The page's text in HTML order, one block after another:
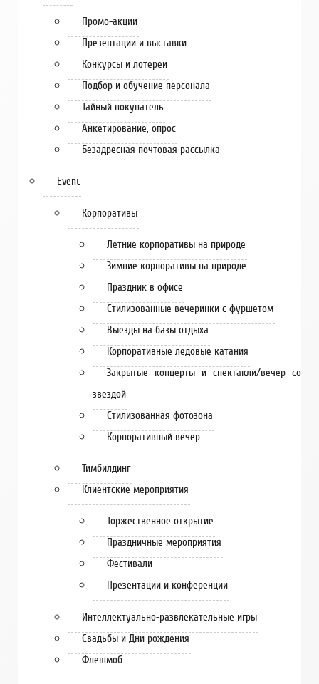
Промо-акции
Презентации и выставки
Конкурсы и лотереи
Подбор и обучение персонала
Тайный покупатель
Анкетирование, опрос
Безадресная почтовая рассылка
Event
Корпоративы
Летние корпоративы на природе
Зимние корпоративы на природе
Праздник в офисе
Стилизованные вечеринки с фуршетом
Выезды на базы отдыха
Корпоративные ледовые катания
Закрытые концерты и спектакли/вечер со
звездой
Стилизованная фотозона
Корпоративный вечер
Тимбилдинг
Клиентские мероприятия
Торжественное открытие
Праздничные мероприятия
Фестивали
Презентации и конференции
Интеллектуально-развлекательные игры
Свадьбы и Дни рождения
Флешмоб